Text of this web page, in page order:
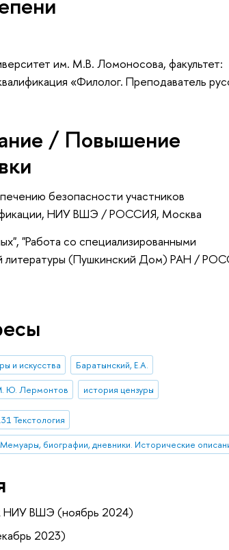
им. М.В. Ломоносова, факультет:
«Филолог. Преподаватель
/ Повышение
безопасности участников
, НИУ ВШЭ / РОССИЯ, Москва
"Работа со специализированными
литературы (Пушкинский Дом) РАН /
и искусства
Баратынский, Е.А.
Ю. Лермонтов история цензуры
Текстология
биографии, дневники. Исторические
НИУ ВШЭ (ноябрь 2024)
2023)